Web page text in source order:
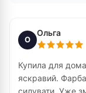
О
Ольга
Купила для
яскравий.
силувати. Уже